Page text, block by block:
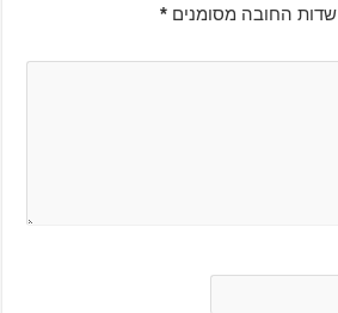
שדות החובה מסומנים *